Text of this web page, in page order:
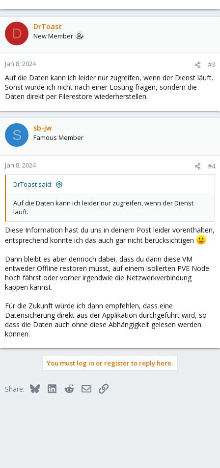
D DrToast
New Member
Jan 8, 2024 #3
Auf die Daten kann ich leider nur zugreifen, wenn der Dienst läuft.
Sonst würde ich nicht nach einer Lösung fragen, sondern die
Daten direkt per Filerestore wiederherstellen.
S sb-jw
Famous Member
Jan 8, 2024 #4
DrToast said:
Auf die Daten kann ich leider nur zugreifen, wenn der Dienst
läuft.
Diese Information hast du uns in deinem Post leider vorenthalten,
entsprechend konnte ich das auch gar nicht berücksichtigen
Dann bleibt es aber dennoch dabei, dass du dann diese VM
entweder Offline restoren musst, auf einem isolierten PVE Node
hoch fährst oder vorher irgendwie die Netzwerkverbindung
kappen kannst.
Für die Zukunft würde ich dann empfehlen, dass eine
Datensicherung direkt aus der Applikation durchgeführt wird, so
dass die Daten auch ohne diese Abhängigkeit gelesen werden
können.
You must log in or register to reply here.
Share: BlueskyLinkedInRedditEmailLink